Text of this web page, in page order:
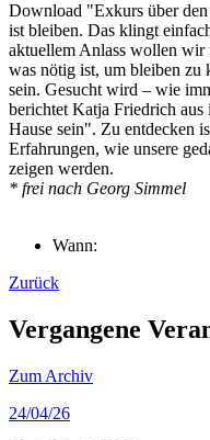
Download "Exkurs über
ist bleiben. Das klingt
aktuellem Anlass wollen wir
was nötig ist, um bleiben zu
sein. Gesucht wird – wie
berichtet Katja Friedrich aus
Hause sein". Zu entdecken
Erfahrungen, wie unsere
zeigen werden.
* frei nach Georg Simmel
Wann:
Zurück
Vergangene
Zum Archiv
24/04/26